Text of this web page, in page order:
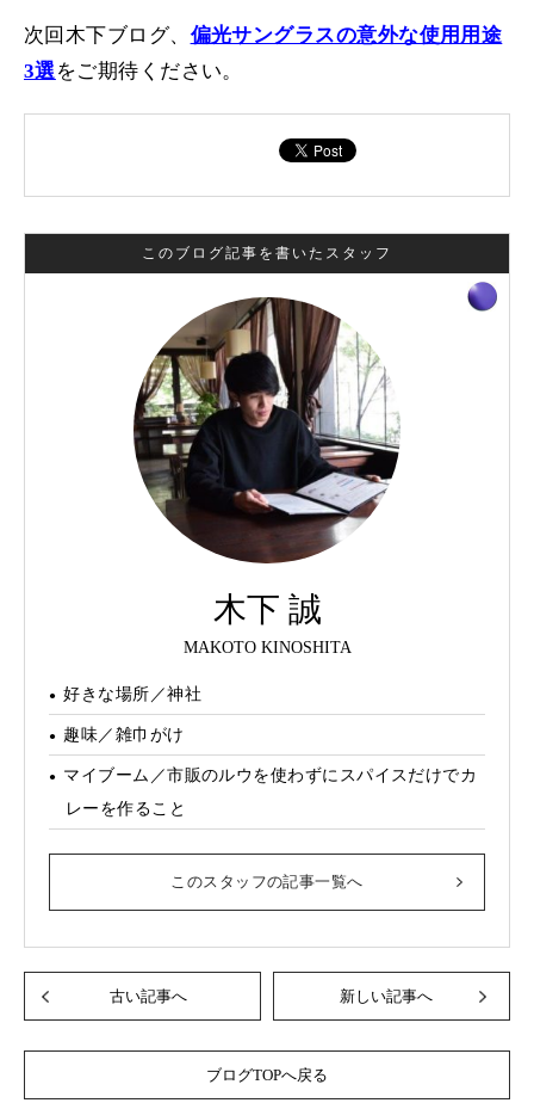
次回木下ブログ、 偏光サングラスの意外な使用用途
3選をご期待ください。
このブログ記事を書いたスタッフ
木下 誠
MAKOTO KINOSHITA
好きな場所／神社
趣味／雑巾がけ
マイブーム／市販のルウを使わずにスパイスだけでカ
レーを作ること
このスタッフの記事一覧へ
古い記事へ 新しい記事へ
ブログTOPへ戻る